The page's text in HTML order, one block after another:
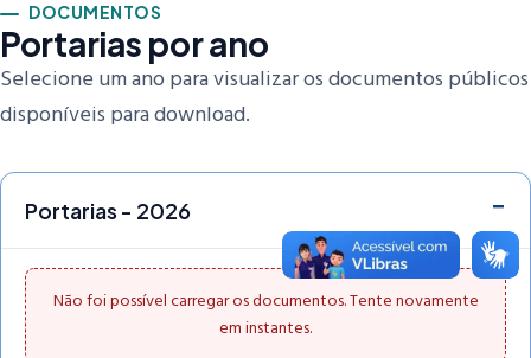
DOCUMENTOS
Portarias por ano
Selecione um ano para visualizar os documentos públicos
disponíveis para download.
Portarias - 2026
Não foi possível carregar os documentos. Tente novamente
em instantes.